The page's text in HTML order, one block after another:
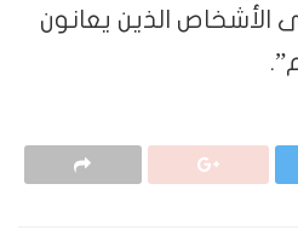
الأشخاص الذين يعانون